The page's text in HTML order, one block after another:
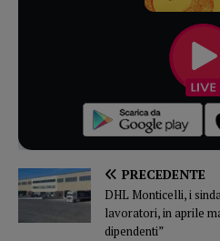
PRECEDENTE
DHL Monticelli, i
lavoratori, in aprile
dipendenti”